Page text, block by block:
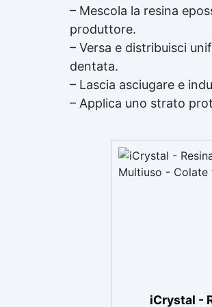
– Mescola la resina
produttore.
– Versa e distribuisci
dentata.
– Lascia asciugare e
– Applica uno strato
iCrystal -